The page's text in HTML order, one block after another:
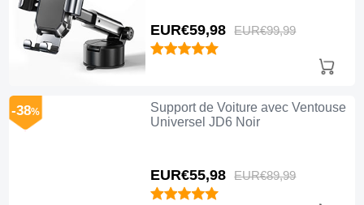
EUR€59,98 EUR€99,99
Support de Voiture avec Ventouse
Universel JD6 Noir
EUR€55,98 EUR€89,99
-38%